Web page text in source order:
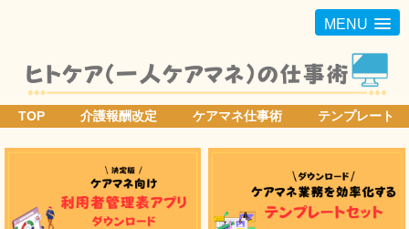
MENU
TOP 介護報酬改定 ケアマネ仕事術 テンプレート